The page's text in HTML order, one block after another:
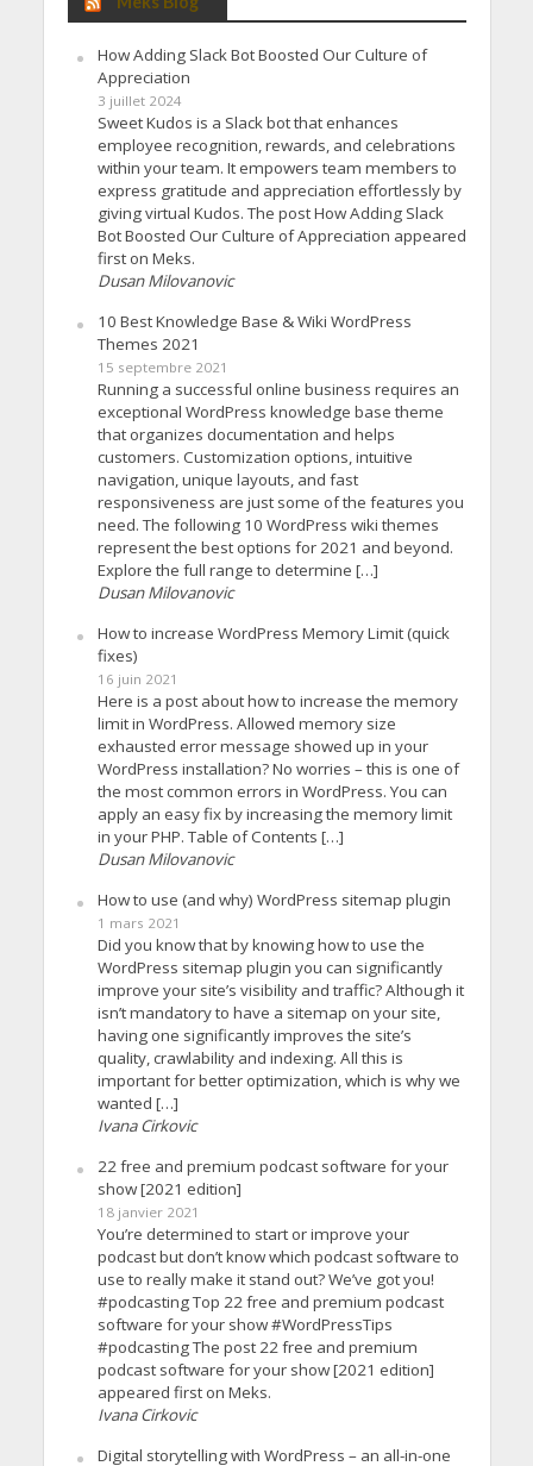
How Adding Slack Bot Boosted Our Culture of
Appreciation
3 juillet 2024
Sweet Kudos is a Slack bot that enhances
employee recognition, rewards, and celebrations
within your team. It empowers team members to
express gratitude and appreciation effortlessly by
giving virtual Kudos. The post How Adding Slack
Bot Boosted Our Culture of Appreciation appeared
first on Meks.
Dusan Milovanovic
10 Best Knowledge Base & Wiki WordPress
Themes 2021
15 septembre 2021
Running a successful online business requires an
exceptional WordPress knowledge base theme
that organizes documentation and helps
customers. Customization options, intuitive
navigation, unique layouts, and fast
responsiveness are just some of the features you
need. The following 10 WordPress wiki themes
represent the best options for 2021 and beyond.
Explore the full range to determine […]
Dusan Milovanovic
How to increase WordPress Memory Limit (quick
fixes)
16 juin 2021
Here is a post about how to increase the memory
limit in WordPress. Allowed memory size
exhausted error message showed up in your
WordPress installation? No worries – this is one of
the most common errors in WordPress. You can
apply an easy fix by increasing the memory limit
in your PHP. Table of Contents […]
Dusan Milovanovic
How to use (and why) WordPress sitemap plugin
1 mars 2021
Did you know that by knowing how to use the
WordPress sitemap plugin you can significantly
improve your site’s visibility and traffic? Although it
isn’t mandatory to have a sitemap on your site,
having one significantly improves the site’s
quality, crawlability and indexing. All this is
important for better optimization, which is why we
wanted […]
Ivana Cirkovic
22 free and premium podcast software for your
show [2021 edition]
18 janvier 2021
You’re determined to start or improve your
podcast but don’t know which podcast software to
use to really make it stand out? We’ve got you!
#podcasting Top 22 free and premium podcast
software for your show #WordPressTips
#podcasting The post 22 free and premium
podcast software for your show [2021 edition]
appeared first on Meks.
Ivana Cirkovic
Digital storytelling with WordPress – an all-in-one